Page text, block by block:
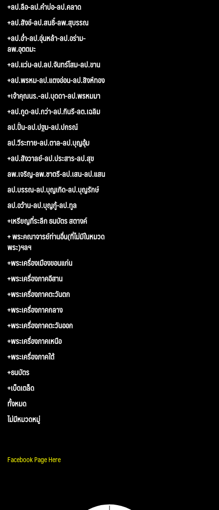
+ลป.ลือ-ลป.คำบ่อ-ลป.คลาด
+ลป.สังข์-ลป.สนธิ์-ลพ.สุบรรณ
+ลป.อ่ำ-ลป.อุ่นหล้า-ลป.อร่าม-
ลพ.อุตตมะ
+ลป.แว่น-ลป.ลป.จันทร์โสม-ลป.ขาน
+ลป.พรหม-ลป.แตงอ่อน-ลป.สิงห์ทอง
+เจ้าคุณนร.-ลป.บุดดา-ลป.พรหมมา
+ลป.กูด-ลป.กว่า-ลป.กินรี-ลต.เฉลิม
ลป.ปั่น-ลป.ปฐม-ลป.ปกรณ์
ลป.วีระทาย-ลป.ตาล-ลป.บุญอุ้ม
+ลป.สังวาลย์-ลป.ประสาร-ลป.สุข
ลพ.เจริญ-ลพ.ชาตรี-ลป.เสน-ลป.แสน
ลป.บรรณ-ลป.บุญเกิด-ลป.บุญรักษ์
ลป.อว้าน-ลป.บุญกู้-ลป.ทูล
+เหรียญที่ระลึก ธนบัตร สตางค์
+ พระคณาจารย์ท่านอื่น(ที่ไม่มีในหมวด
พระ)ฯลฯ
+พระเครื่องเมืองขอนแก่น
+พระเครื่องภาคอีสาน
+พระเครื่องภาคตะวันตก
+พระเครื่องภาคกลาง
+พระเครื่องภาคตะวันออก
+พระเครื่องภาคเหนือ
+พระเครื่องภาคใต้
+ธนบัตร
+เบ็ดเตล็ด
ทั้งหมด
ไม่มีหมวดหมู่
Facebook Page Here